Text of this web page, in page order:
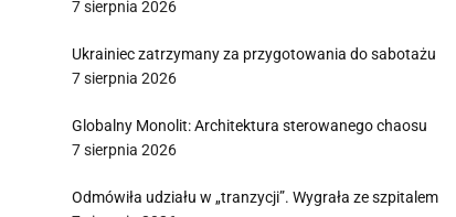
7 sierpnia 2026
Ukrainiec zatrzymany za przygotowania do sabotażu
7 sierpnia 2026
Globalny Monolit: Architektura sterowanego chaosu
7 sierpnia 2026
Odmówiła udziału w „tranzycji”. Wygrała ze szpitalem